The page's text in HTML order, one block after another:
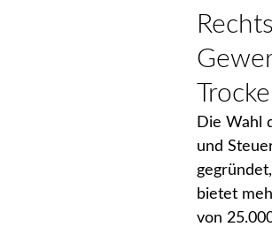
Die Wahl
und
bietet
von